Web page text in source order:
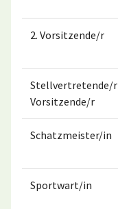
2. Vorsitzende/r
Stellvertretende/r
Vorsitzende/r
Schatzmeister/in
Sportwart/in